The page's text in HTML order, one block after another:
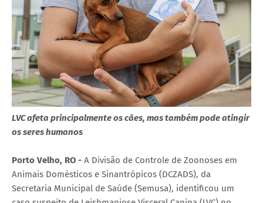
LVC afeta principalmente os cães, mas também pode atingir
os seres humanos
Porto Velho, RO - A Divisão de Controle de Zoonoses em
Animais Domésticos e Sinantrópicos (DCZADS), da
Secretaria Municipal de Saúde (Semusa), identificou um